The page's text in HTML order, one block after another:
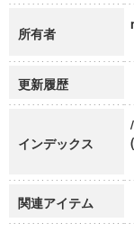
所有者
更新履歴
インデックス
関連アイテム